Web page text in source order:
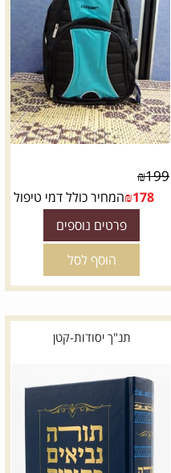
₪199
₪178 המחיר כולל דמי טיפול
פרטים נוספים
הוסף לסל
תנ"ך יסודות-קטן